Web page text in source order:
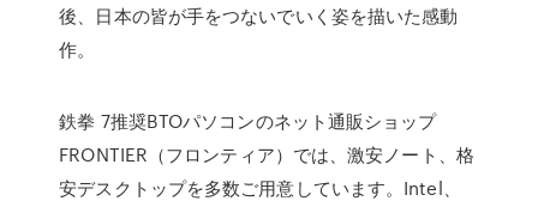
後、日本の皆が手をつないでいく姿を描いた感動
作。
鉄拳 7推奨BTOパソコンのネット通販ショップ
FRONTIER（フロンティア）では、激安ノート、格
安デスクトップを多数ご用意しています。Intel、